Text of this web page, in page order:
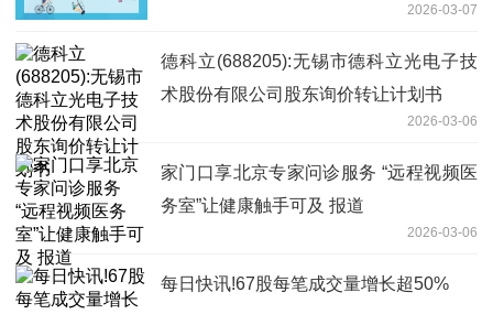
2026-03-07
德科立(688205):无锡市德科立光电子技
术股份有限公司股东询价转让计划书
2026-03-06
家门口享北京专家问诊服务 “远程视频医
务室”让健康触手可及 报道
2026-03-06
每日快讯!67股每笔成交量增长超50%